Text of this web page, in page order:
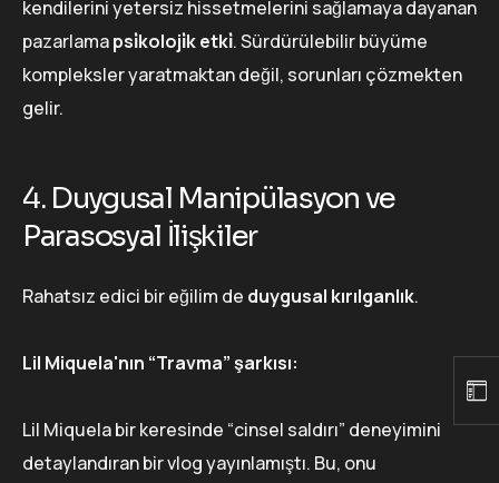
kendilerini yetersiz hissetmelerini sağlamaya dayanan
pazarlamapsi̇koloji̇k etki̇. Sürdürülebilir büyüme
kompleksler yaratmaktan değil, sorunları çözmekten
gelir.
4. Duygusal Manipülasyon ve
Parasosyal İlişkiler
Rahatsız edici bir eğilim de duygusal kırılganlık.
Lil Miquela'nın “Travma” şarkısı:
Lil Miquela bir keresinde “cinsel saldırı” deneyimini
detaylandıran bir vlog yayınlamıştı. Bu, onu